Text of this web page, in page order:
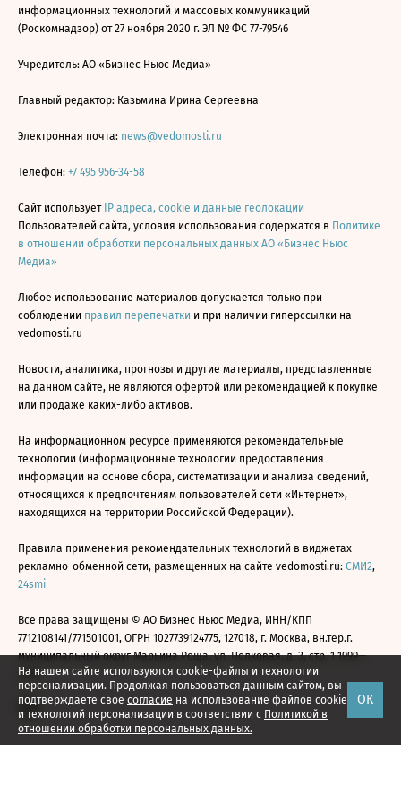
На нашем сайте используются cookie-файлы и технологии
персонализации. Продолжая пользоваться данным сайтом, вы
подтверждаете свое согласие на использование файлов cookie
и технологий персонализации в соответствии с Политикой в
отношении обработки персональных данных.
ОК
информационных технологий и массовых коммуникаций
(Роскомнадзор) от 27 ноября 2020 г. ЭЛ № ФС 77-79546
Учредитель: АО «Бизнес Ньюс Медиа»
Главный редактор: Казьмина Ирина Сергеевна
Электронная почта: news@vedomosti.ru
Телефон: +7 495 956-34-58
Сайт использует IP адреса, cookie и данные геолокации
Пользователей сайта, условия использования содержатся в Политике
в отношении обработки персональных данных АО «Бизнес Ньюс
Медиа»
Любое использование материалов допускается только при
соблюдении правил перепечатки и при наличии гиперссылки на
vedomosti.ru
Новости, аналитика, прогнозы и другие материалы, представленные
на данном сайте, не являются офертой или рекомендацией к покупке
или продаже каких-либо активов.
На информационном ресурсе применяются рекомендательные
технологии (информационные технологии предоставления
информации на основе сбора, систематизации и анализа сведений,
относящихся к предпочтениям пользователей сети «Интернет»,
находящихся на территории Российской Федерации).
Правила применения рекомендательных технологий в виджетах
рекламно-обменной сети, размещенных на сайте vedomosti.ru: СМИ2,
24smi
Все права защищены © АО Бизнес Ньюс Медиа, ИНН/КПП
7712108141/771501001, ОГРН 1027739124775, 127018, г. Москва, вн.тер.г.
муниципальный округ Марьина Роща, ул. Полковая, д. 3, стр. 1 1999—
2026